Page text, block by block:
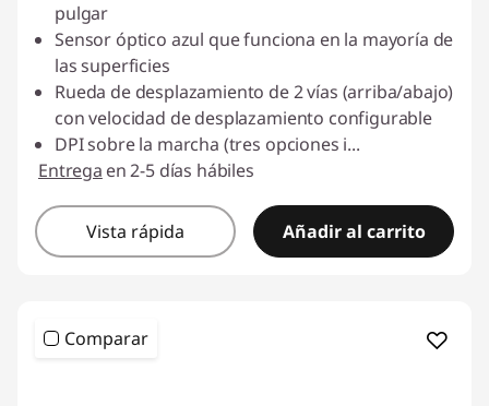
pulgar
Sensor óptico azul que funciona en la mayoría de
las superficies
Rueda de desplazamiento de 2 vías (arriba/abajo)
con velocidad de desplazamiento configurable
DPI sobre la marcha (tres opciones i...
Entrega en 2-5 días hábiles
Vista rápida Añadir al carrito
Comparar